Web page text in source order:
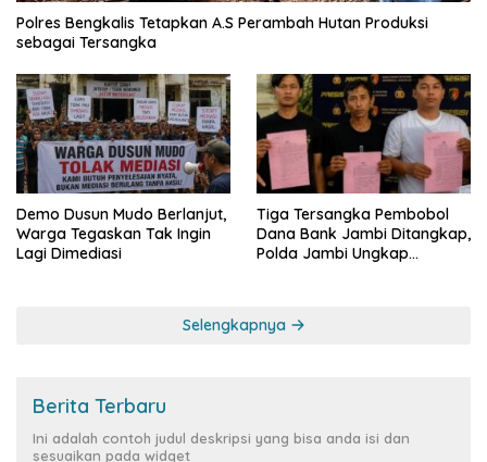
Polres Bengkalis Tetapkan A.S Perambah Hutan Produksi
sebagai Tersangka
Demo Dusun Mudo Berlanjut,
Warga Tegaskan Tak Ingin
Lagi Dimediasi
Tiga Tersangka Pembobol
Dana Bank Jambi Ditangkap,
Polda Jambi Ungkap
Selengkapnya
Berita Terbaru
Ini adalah contoh judul deskripsi yang bisa anda isi dan
sesuaikan pada widget